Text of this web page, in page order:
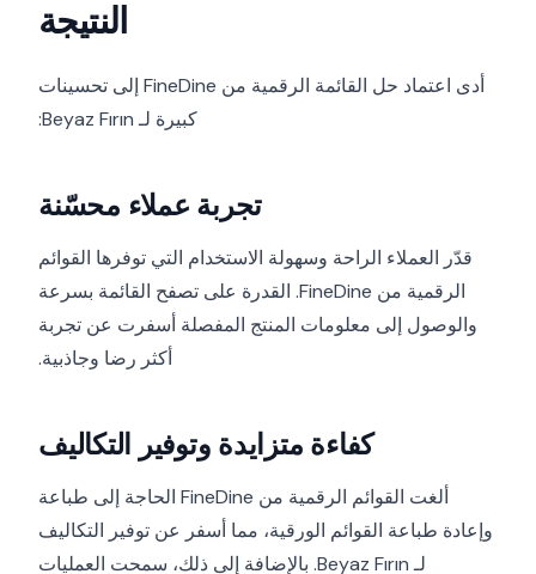
النتيجة
أدى اعتماد حل القائمة الرقمية من FineDine إلى تحسينات
كبيرة لـ Beyaz Fırın:
تجربة عملاء محسّنة
قدّر العملاء الراحة وسهولة الاستخدام التي توفرها القوائم
الرقمية من FineDine. القدرة على تصفح القائمة بسرعة
والوصول إلى معلومات المنتج المفصلة أسفرت عن تجربة
أكثر رضا وجاذبية.
كفاءة متزايدة وتوفير التكاليف
ألغت القوائم الرقمية من FineDine الحاجة إلى طباعة
وإعادة طباعة القوائم الورقية، مما أسفر عن توفير التكاليف
لـ Beyaz Fırın. بالإضافة إلى ذلك، سمحت العمليات